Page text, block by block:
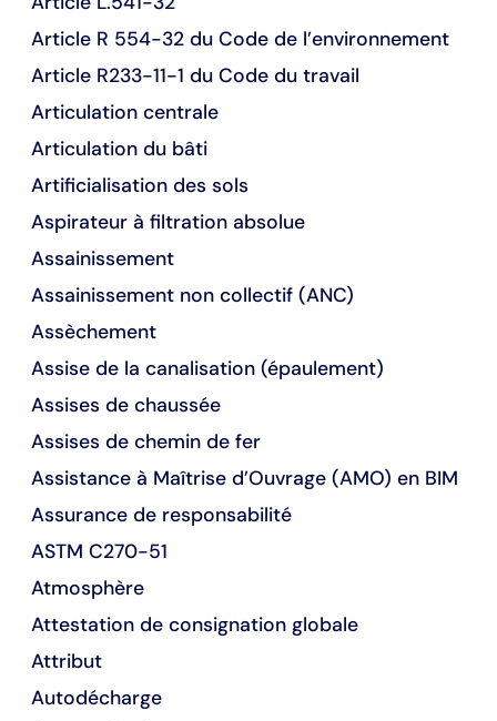
Article R 554-32 du Code de l’environnement
Article R233-11-1 du Code du travail
Articulation centrale
Articulation du bâti
Artificialisation des sols
Aspirateur à filtration absolue
Assainissement
Assainissement non collectif (ANC)
Assèchement
Assise de la canalisation (épaulement)
Assises de chaussée
Assises de chemin de fer
Assistance à Maîtrise d’Ouvrage (AMO) en BIM
Assurance de responsabilité
ASTM C270-51
Atmosphère
Attestation de consignation globale
Attribut
Autodécharge